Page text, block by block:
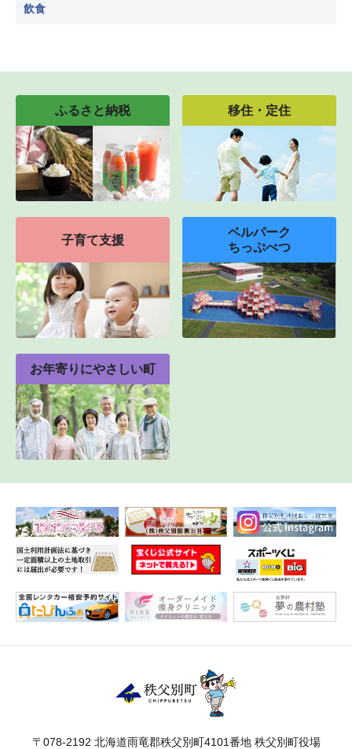
飲食
ふるさと納税 移住・定住
子育て支援
ベルパーク
ちっぷべつ
お年寄りにやさしい町
〒078-2192 北海道雨竜郡秩父別町4101番地 秩父別町役場